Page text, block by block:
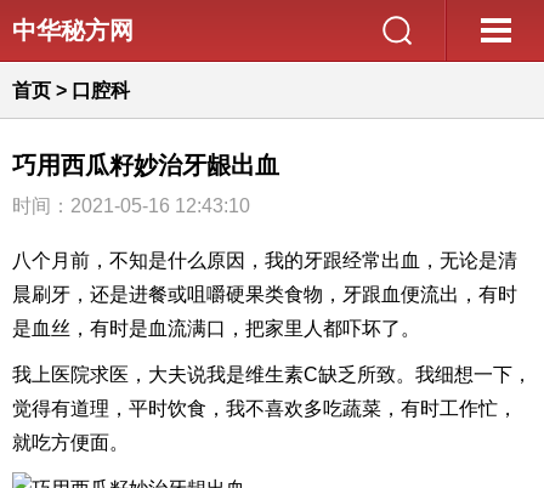
中华秘方网
首页 > 口腔科
巧用西瓜籽妙治牙龈出血
时间：2021-05-16 12:43:10
八个月前，不知是什么原因，我的牙跟经常出血，无论是清
晨刷牙，还是进餐或咀嚼硬果类食物，牙跟血便流出，有时
是血丝，有时是血流满口，把家里人都吓坏了。
我上医院求医，大夫说我是维生素C缺乏所致。我细想一下，
觉得有道理，平时饮食，我不喜欢多吃蔬菜，有时工作忙，
就吃方便面。